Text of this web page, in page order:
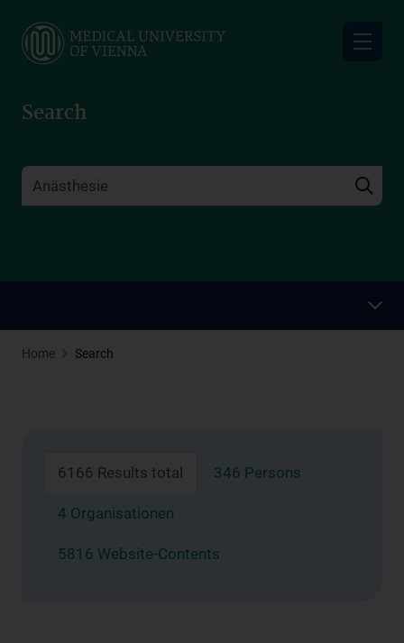
main
Search
Home Search
6166 Results total 346 Persons
4 Organisationen
5816 Website-Contents